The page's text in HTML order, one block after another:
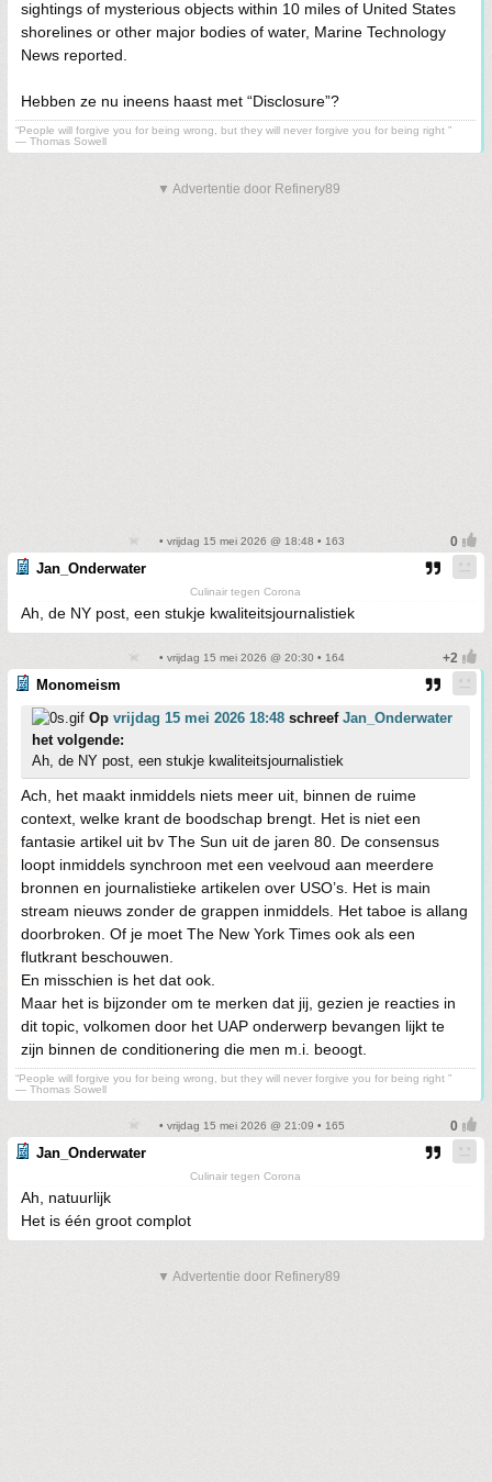
sightings of mysterious objects within 10 miles of United States
shorelines or other major bodies of water, Marine Technology
News reported.
Hebben ze nu ineens haast met “Disclosure”?
“People will forgive you for being wrong, but they will never forgive you for being right ”
― Thomas Sowell
▼ Advertentie door Refinery89
• vrijdag 15 mei 2026 @ 18:48 • 163
Jan_Onderwater
Culinair tegen Corona
Ah, de NY post, een stukje kwaliteitsjournalistiek
• vrijdag 15 mei 2026 @ 20:30 • 164
Monomeism
Op vrijdag 15 mei 2026 18:48 schreef Jan_Onderwater
het volgende:
Ah, de NY post, een stukje kwaliteitsjournalistiek
Ach, het maakt inmiddels niets meer uit, binnen de ruime
context, welke krant de boodschap brengt. Het is niet een
fantasie artikel uit bv The Sun uit de jaren 80. De consensus
loopt inmiddels synchroon met een veelvoud aan meerdere
bronnen en journalistieke artikelen over USO’s. Het is main
stream nieuws zonder de grappen inmiddels. Het taboe is allang
doorbroken. Of je moet The New York Times ook als een
flutkrant beschouwen.
En misschien is het dat ook.
Maar het is bijzonder om te merken dat jij, gezien je reacties in
dit topic, volkomen door het UAP onderwerp bevangen lijkt te
zijn binnen de conditionering die men m.i. beoogt.
“People will forgive you for being wrong, but they will never forgive you for being right ”
― Thomas Sowell
• vrijdag 15 mei 2026 @ 21:09 • 165
Jan_Onderwater
Culinair tegen Corona
Ah, natuurlijk
Het is één groot complot
▼ Advertentie door Refinery89